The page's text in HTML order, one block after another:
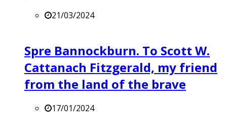
21/03/2024
Spre Bannockburn. To Scott W.
Cattanach Fitzgerald, my friend
from the land of the brave
17/01/2024